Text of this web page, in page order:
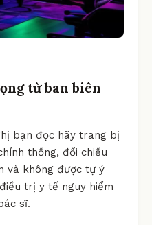
từ ban biên
bạn đọc hãy trang bị
thống, đối chiếu
và không được tự ý
trị y tế nguy hiểm
sĩ.